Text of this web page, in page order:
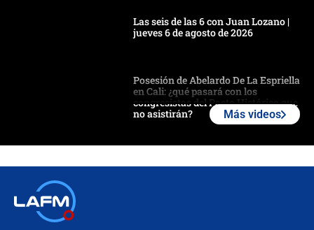
Las seis de las 6 con Juan Lozano |
jueves 6 de agosto de 2026
Posesión de Abelardo De La Espriella
en Cali: ¿qué pasará con los
congresistas del Pacto Histórico que
no asistirán?
Más videos